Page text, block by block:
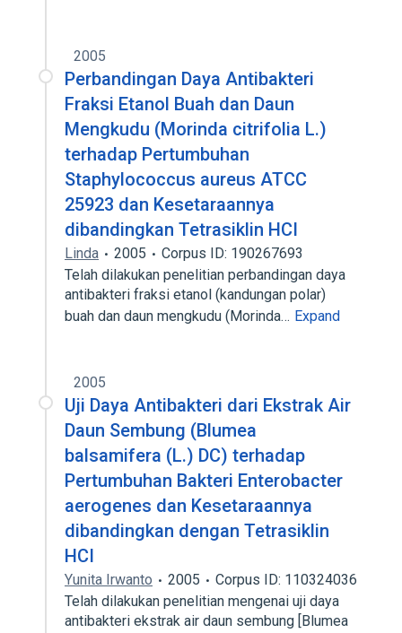
2005
Perbandingan Daya Antibakteri
Fraksi Etanol Buah dan Daun
Mengkudu (Morinda citrifolia L.)
terhadap Pertumbuhan
Staphylococcus aureus ATCC
25923 dan Kesetaraannya
dibandingkan Tetrasiklin HCI
Linda 2005
Corpus ID: 190267693
Telah dilakukan penelitian perbandingan daya
antibakteri fraksi etanol (kandungan polar)
buah dan daun mengkudu (Morinda… Expand
2005
Uji Daya Antibakteri dari Ekstrak Air
Daun Sembung (Blumea
balsamifera (L.) DC) terhadap
Pertumbuhan Bakteri Enterobacter
aerogenes dan Kesetaraannya
dibandingkan dengan Tetrasiklin
HCI
Yunita Irwanto 2005
Corpus ID: 110324036
Telah dilakukan penelitian mengenai uji daya
antibakteri ekstrak air daun sembung [Blumea